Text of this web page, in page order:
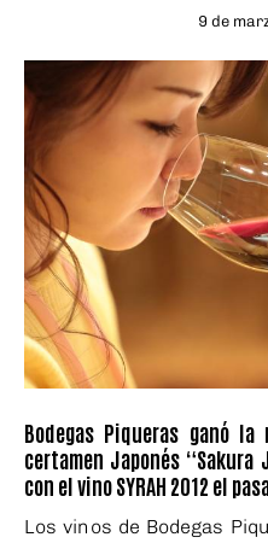
9 de
Bodegas Piqueras ganó
certamen Japonés “Sakura
con el vino SYRAH 2012 el
Los vinos de Bodegas